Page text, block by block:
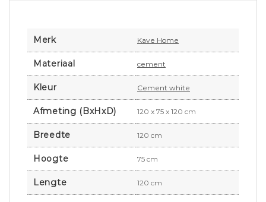
Merk Kave Home
Materiaal cement
Kleur Cement white
Afmeting (BxHxD) 120 x 75 x 120 cm
Breedte 120 cm
Hoogte 75 cm
Lengte 120 cm